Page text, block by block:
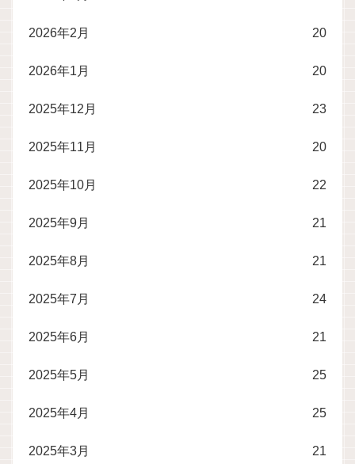
2026年2月 20
2026年1月 20
2025年12月 23
2025年11月 20
2025年10月 22
2025年9月 21
2025年8月 21
2025年7月 24
2025年6月 21
2025年5月 25
2025年4月 25
2025年3月 21